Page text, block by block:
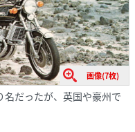
画像(7枚)
だったが、英国や豪州で